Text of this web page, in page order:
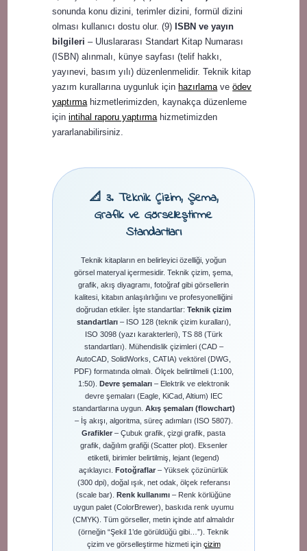
sonunda konu dizini, terimler dizini, formül dizini
olması kullanıcı dostu olur. (9)ISBN ve yayın
bilgileri – Uluslararası Standart Kitap Numarası
(ISBN) alınmalı, künye sayfası (telif hakkı,
yayınevi, basım yılı) düzenlenmelidir. Teknik kitap
yazım kurallarına uygunluk içinhazırlama veödev
yaptırma hizmetlerimizden, kaynakça düzenleme
içinintihal raporu yaptırma hizmetimizden
yararlanabilirsiniz.
📐 3. Teknik Çizim, Şema,
Grafik ve Görselleştirme
Standartları
Teknik kitapların en belirleyici özelliği, yoğun
görsel materyal içermesidir. Teknik çizim, şema,
grafik, akış diyagramı, fotoğraf gibi görsellerin
kalitesi, kitabın anlaşılırlığını ve profesyonelliğini
doğrudan etkiler. İşte standartlar: Teknik çizim
standartları– ISO 128 (teknik çizim kuralları),
ISO 3098 (yazı karakterleri), TS 88 (Türk
standartları). Mühendislik çizimleri (CAD –
AutoCAD, SolidWorks, CATIA) vektörel (DWG,
PDF) formatında olmalı. Ölçek belirtilmeli (1:100,
1:50). Devre şemaları– Elektrik ve elektronik
devre şemaları (Eagle, KiCad, Altium) IEC
standartlarına uygun. Akış şemaları (flowchart)
– İş akışı, algoritma, süreç adımları (ISO 5807).
Grafikler – Çubuk grafik, çizgi grafik, pasta
grafik, dağılım grafiği (Scatter plot). Eksenler
etiketli, birimler belirtilmiş, lejant (legend)
açıklayıcı. Fotoğraflar – Yüksek çözünürlük
(300 dpi), doğal ışık, net odak, ölçek referansı
(scale bar). Renk kullanımı – Renk körlüğüne
uygun palet (ColorBrewer), baskıda renk uyumu
(CMYK). Tüm görseller, metin içinde atıf almalıdır
(örneğin “Şekil 1’de görüldüğü gibi…”). Teknik
çizim ve görselleştirme hizmeti için çizim